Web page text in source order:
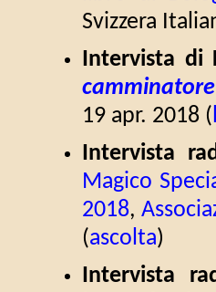
Svizzera
Intervista di
camminatore
19 apr. 2018 (
Intervista
Magico
2018,
(ascolta)
Intervista